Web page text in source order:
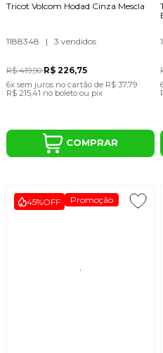
Tricot Volcom Hodad Cinza Mescla
1188348 | 3 vendidos
R$ 419,90R$ 226,75
6x sem juros no cartãode R$ 37,79
R$ 215,41 no boleto ou pix
COMPRAR
45%OFF Promoção